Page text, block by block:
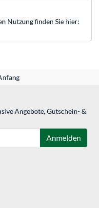
Nutzung finden Sie hier:
Angebote, Gutschein- &
Anmelden